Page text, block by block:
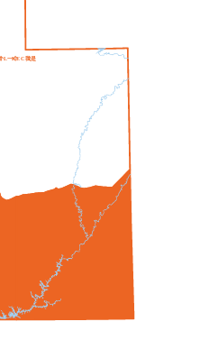
TL一个
KEC我
T是